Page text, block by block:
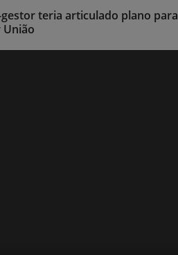
teria articulado plano